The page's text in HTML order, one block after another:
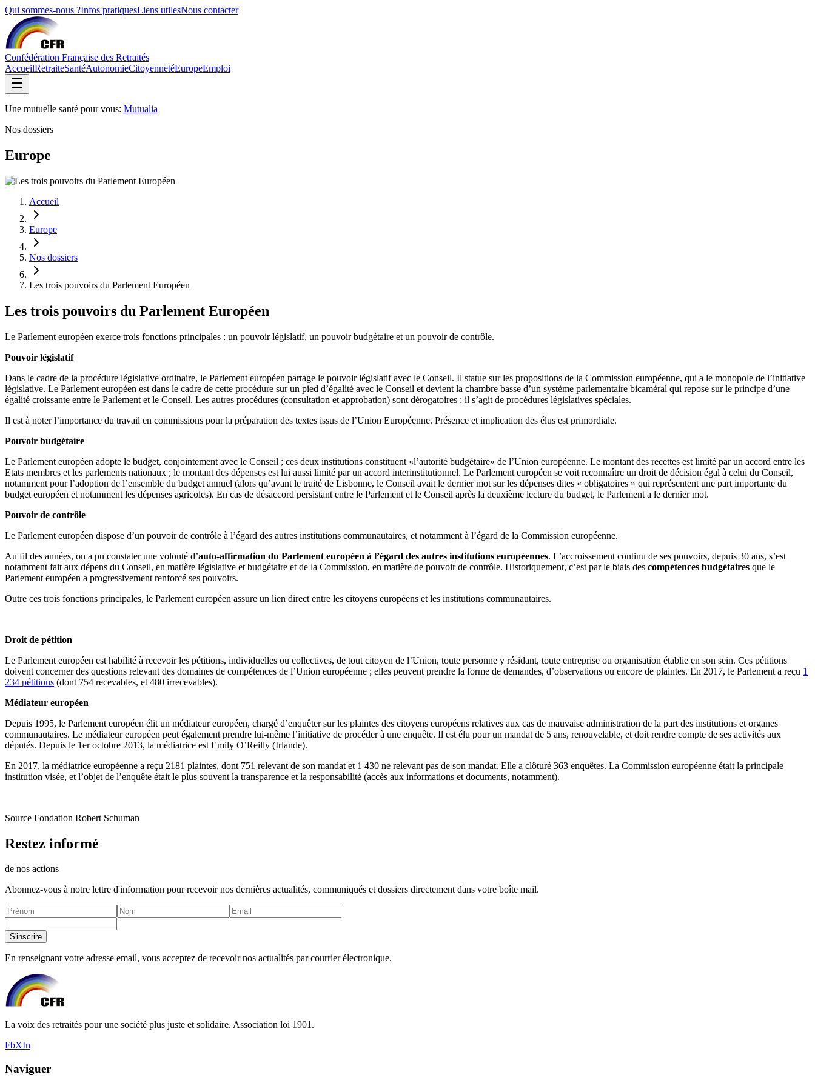
Qui sommes-nous ?Infos pratiquesLiens utilesNous contacter
Confédération Française des Retraités
AccueilRetraiteSantéAutonomieCitoyennetéEuropeEmploi
Une mutuelle santé pour vous: Mutualia
Nos dossiers
Europe
Accueil
Europe
Nos dossiers
Les trois pouvoirs du Parlement Européen
Les trois pouvoirs du Parlement Européen
Le Parlement européen exerce trois fonctions principales : un pouvoir législatif, un pouvoir budgétaire et un pouvoir de contrôle.
Pouvoir législatif
Dans le cadre de la procédure législative ordinaire, le Parlement européen partage le pouvoir législatif avec le Conseil. Il statue sur les propositions de la Commission européenne, qui a le monopole de l’initiative
législative. Le Parlement européen est dans le cadre de cette procédure sur un pied d’égalité avec le Conseil et devient la chambre basse d’un système parlementaire bicaméral qui repose sur le principe d’une
égalité croissante entre le Parlement et le Conseil. Les autres procédures (consultation et approbation) sont dérogatoires : il s’agit de procédures législatives spéciales.
Il est à noter l’importance du travail en commissions pour la préparation des textes issus de l’Union Européenne. Présence et implication des élus est primordiale.
Pouvoir budgétaire
Le Parlement européen adopte le budget, conjointement avec le Conseil ; ces deux institutions constituent «l’autorité budgétaire» de l’Union européenne. Le montant des recettes est limité par un accord entre les
Etats membres et les parlements nationaux ; le montant des dépenses est lui aussi limité par un accord interinstitutionnel. Le Parlement européen se voit reconnaître un droit de décision égal à celui du Conseil,
notamment pour l’adoption de l’ensemble du budget annuel (alors qu’avant le traité de Lisbonne, le Conseil avait le dernier mot sur les dépenses dites « obligatoires » qui représentent une part importante du
budget européen et notamment les dépenses agricoles). En cas de désaccord persistant entre le Parlement et le Conseil après la deuxième lecture du budget, le Parlement a le dernier mot.
Pouvoir de contrôle
Le Parlement européen dispose d’un pouvoir de contrôle à l’égard des autres institutions communautaires, et notamment à l’égard de la Commission européenne.
Au fil des années, on a pu constater une volonté d’auto-affirmation du Parlement européen à l’égard des autres institutions européennes. L’accroissement continu de ses pouvoirs, depuis 30 ans, s’est
notamment fait aux dépens du Conseil, en matière législative et budgétaire et de la Commission, en matière de pouvoir de contrôle. Historiquement, c’est par le biais des compétences budgétaires que le
Parlement européen a progressivement renforcé ses pouvoirs.
Outre ces trois fonctions principales, le Parlement européen assure un lien direct entre les citoyens européens et les institutions communautaires.
Droit de pétition
Le Parlement européen est habilité à recevoir les pétitions, individuelles ou collectives, de tout citoyen de l’Union, toute personne y résidant, toute entreprise ou organisation établie en son sein. Ces pétitions
doivent concerner des questions relevant des domaines de compétences de l’Union européenne ; elles peuvent prendre la forme de demandes, d’observations ou encore de plaintes. En 2017, le Parlement a reçu 1
234 pétitions (dont 754 recevables, et 480 irrecevables).
Médiateur européen
Depuis 1995, le Parlement européen élit un médiateur européen, chargé d’enquêter sur les plaintes des citoyens européens relatives aux cas de mauvaise administration de la part des institutions et organes
communautaires. Le médiateur européen peut également prendre lui-même l’initiative de procéder à une enquête. Il est élu pour un mandat de 5 ans, renouvelable, et doit rendre compte de ses activités aux
députés. Depuis le 1er octobre 2013, la médiatrice est Emily O’Reilly (Irlande).
En 2017, la médiatrice européenne a reçu 2181 plaintes, dont 751 relevant de son mandat et 1 430 ne relevant pas de son mandat. Elle a clôturé 363 enquêtes. La Commission européenne était la principale
institution visée, et l’objet de l’enquête était le plus souvent la transparence et la responsabilité (accès aux informations et documents, notamment).
Source Fondation Robert Schuman
Restez informé
de nos actions
Abonnez-vous à notre lettre d'information pour recevoir nos dernières actualités, communiqués et dossiers directement dans votre boîte mail.
S'inscrire
En renseignant votre adresse email, vous acceptez de recevoir nos actualités par courrier électronique.
La voix des retraités pour une société plus juste et solidaire. Association loi 1901.
FbXIn
Naviguer